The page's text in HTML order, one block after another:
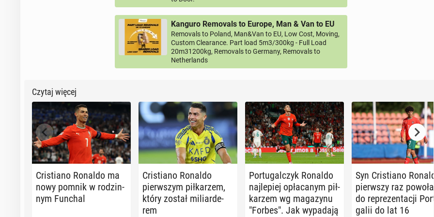
Kanguro Removals to Europe, Man & Van to EU
Removals to Poland, Man&Van to EU, Low Cost, Moving,
Custom Clearance. Part load 5m3/300kg - Full Load
20m31200kg, Removals to Germany, Removals to
Netherlands
Czytaj więcej
Cri­stia­no Ronaldo ma
nowy pomnik w ro­dzin­
nym Funchal
Cri­stia­no Ronaldo
pierw­szym pił­ka­rzem,
który został mi­liar­de­
rem
Por­tu­gal­czyk Ronaldo
naj­le­piej opła­ca­nym pił­
ka­rzem wg ma­ga­zy­nu
"Forbes". Jak wy­pa­da­ją
Syn Cri­stia­no
pierw­szy raz
do re­pre­zen­ta­cji
ga­lii do lat 16